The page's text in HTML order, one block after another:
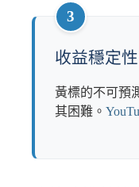
3
收益穩定
黃標的不可預
其困難。